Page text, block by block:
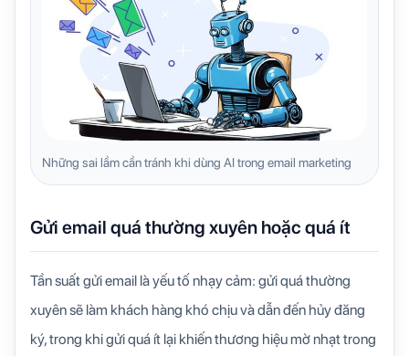
Những sai lầm cần tránh khi dùng AI trong email marketing
Gửi email quá thường xuyên hoặc quá ít
Tần suất gửi email là yếu tố nhạy cảm: gửi quá thường
xuyên sẽ làm khách hàng khó chịu và dẫn đến hủy đăng
ký, trong khi gửi quá ít lại khiến thương hiệu mờ nhạt trong